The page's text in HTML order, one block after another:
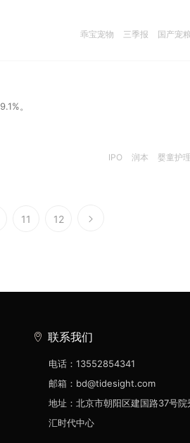
乖宝宠物 三季报 国产宠粮
。
IPO 润本 婴童护理
11 12
联系我们
电话：13552854341
邮箱：bd@tidesight.com
地址：北京市朝阳区建国路37号院
汇时代中心